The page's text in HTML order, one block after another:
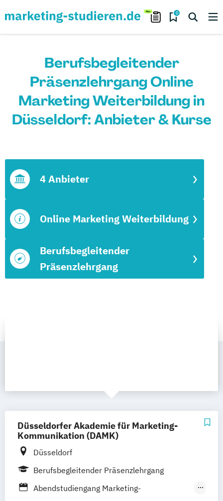
0
Berufsbegleitender
Präsenzlehrgang Online
Marketing Weiterbildung in
Düsseldorf: Anbieter & Kurse
Berufsbegleitender
Präsenzlehrgang
Online Marketing Weiterbildung
4 Anbieter
Düsseldorfer Akademie für Marketing-
Kommunikation (DAMK)
Düsseldorf
Berufsbegleitender Präsenzlehrgang
Abendstudiengang Marketing-